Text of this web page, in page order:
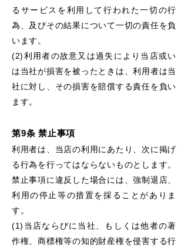
るサービスを利用して行われた一切の行
為、及びその結果について一切の責任を負
い ます。
(2)利用者の故意又は過失により当店或い
は当社が損害を被ったときは、利用者は当
社に対し、その損害を賠償する責任を負い
ます。
第9条 禁止事項
利用者は、当店の利用にあたり、次に掲げ
る行為を行ってはならないものとします。
禁止事項に違反した場合には、強制退店、
利用の停止等の措置を採ることがありま
す。
(1)当店ならびに当社、もしくは他者の著
作権、商標権等の知的財産権を侵害する行